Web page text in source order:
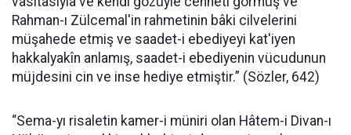
Rahman-ı Zülcemal'in rahmetinin bâki cilvelerini
müşahede etmiş ve saadet-i ebediyeyi kat'iyen
hakkalyakîn anlamış, saadet-i ebediyenin vücudunun
müjdesini cin ve inse hediye etmiştir.” (Sözler, 642)
“Sema-yı risaletin kamer-i müniri olan Hâtem-i Divan-ı